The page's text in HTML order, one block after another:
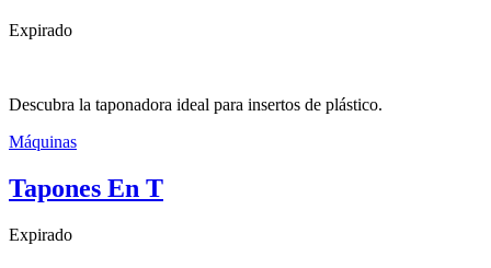
Expirado
Descubra la taponadora ideal para insertos de plástico.
Máquinas
Tapones En T
Expirado